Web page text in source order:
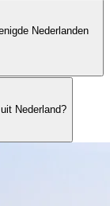
Nederlanden
Nederland?